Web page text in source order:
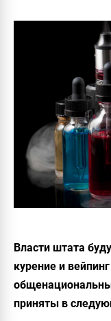
Власти штата
курение и
приняты в